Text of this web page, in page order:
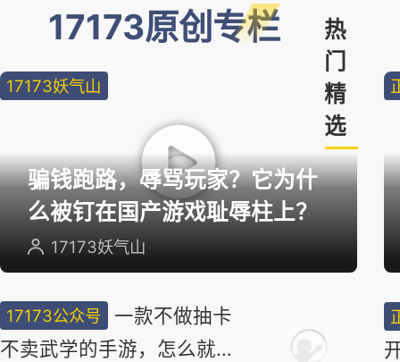
17173原创专栏
热
门
精
选
17173妖气山
骗钱跑路，辱骂玩家？它为什
么被钉在国产游戏耻辱柱上？
17173妖气山
17173公众号
一款不做抽卡
不卖武学的手游，怎么就做